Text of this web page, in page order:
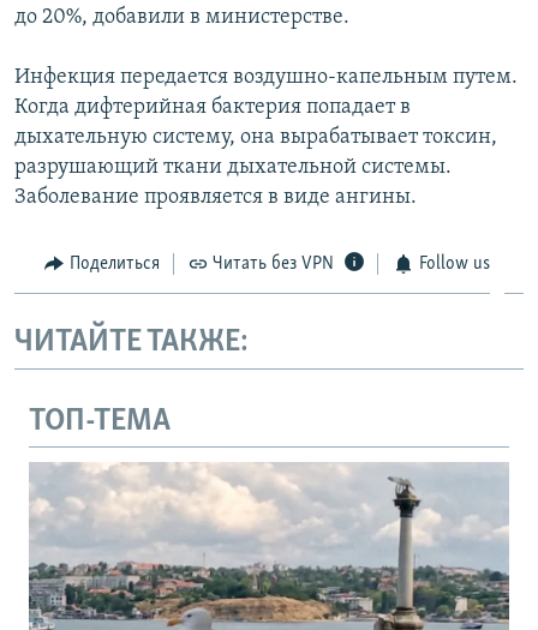
до 20%, добавили в министерстве.
Инфекция передается воздушно-капельным путем.
Когда дифтерийная бактерия попадает в
дыхательную систему, она вырабатывает токсин,
разрушающий ткани дыхательной системы.
Заболевание проявляется в виде ангины.
Поделиться Читать без VPN Follow us
ЧИТАЙТЕ ТАКЖЕ:
ТОП-ТЕМА